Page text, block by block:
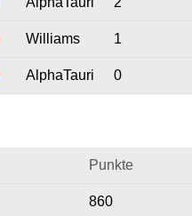
Williams 1
AlphaTauri 0
Punkte
860